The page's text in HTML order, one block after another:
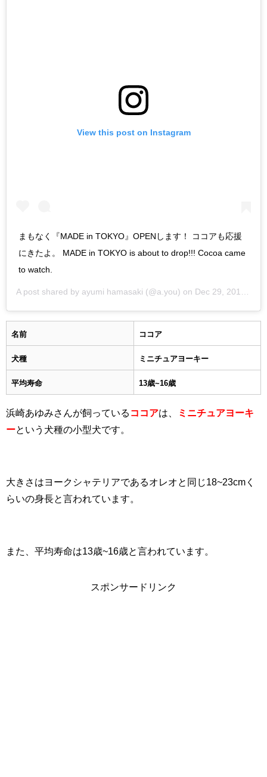
View this post on Instagram
まもなく『MADE in TOKYO』OPENします！ ココアも応援
にきたよ。 MADE in TOKYO is about to drop!!! Cocoa came
to watch.
A post shared by ayumi hamasaki (@a.you) on Dec 29, 2015 at 1:07am PST
名前 ココア
犬種 ミニチュアヨーキー
平均寿命 13歳~16歳
浜崎あゆみさんが飼っている ココアは、
ミニチュアヨーキ
ーという犬種の小型犬です。
大きさはヨークシャテリアであるオレオと同じ18~23cmく
らいの身長と言われています。
また、平均寿命は13歳~16歳と言われています。
スポンサードリンク